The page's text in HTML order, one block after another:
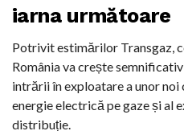
iarna următoare
Potrivit estimărilor Transgaz,
România va crește
intrării în exploatare a unor
energie electrică pe gaze și al
distribuție.